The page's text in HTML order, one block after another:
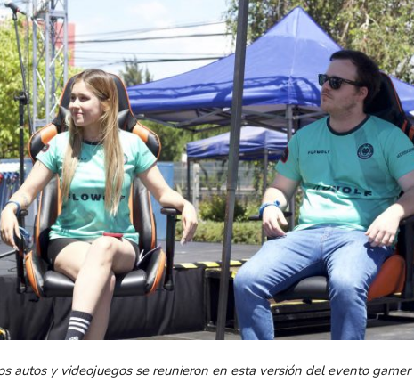
autos y videojuegos se reunieron en esta versión del evento